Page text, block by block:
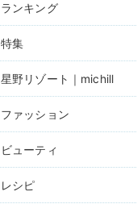
ランキング
特集
星野リゾート｜michill
ファッション
ビューティ
レシピ